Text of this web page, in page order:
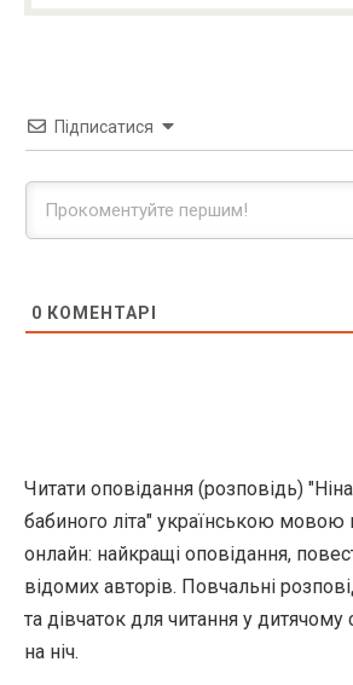
Підписатися
0 КОМЕНТАРІ
Читати оповідання (розповідь)
бабиного літа" українською мовою
онлайн: найкращі оповідання,
відомих авторів. Повчальні
та дівчаток для читання у дитячому
на ніч.